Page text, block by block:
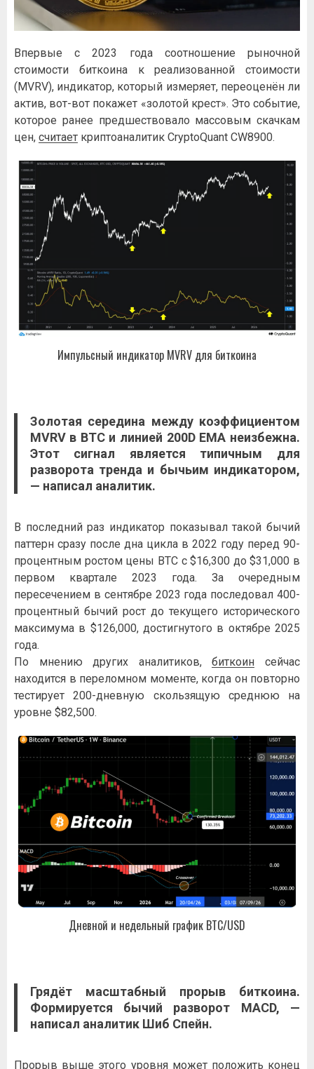
Впервые с 2023 года соотношение рыночной
стоимости биткоина к реализованной стоимости
(MVRV), индикатор, который измеряет, переоценён ли
актив, вот-вот покажет «золотой крест». Это событие,
которое ранее предшествовало массовым скачкам
цен, считает криптоаналитик CryptoQuant CW8900.
Импульсный индикатор MVRV для биткоина
Золотая середина между коэффициентом
MVRV в BTC и линией 200D EMA неизбежна.
Этот сигнал является типичным для
разворота тренда и бычьим индикатором,
— написал аналитик.
В последний раз индикатор показывал такой бычий
паттерн сразу после дна цикла в 2022 году перед 90-
процентным ростом цены BTC с $16,300 до $31,000 в
первом квартале 2023 года. За очередным
пересечением в сентябре 2023 года последовал 400-
процентный бычий рост до текущего исторического
максимума в $126,000, достигнутого в октябре 2025
года.
По мнению других аналитиков,биткоин сейчас
находится в переломном моменте, когда он повторно
тестирует 200-дневную скользящую среднюю на
уровне $82,500.
Дневной и недельный график BTC/USD
Грядёт масштабный прорыв биткоина.
Формируется бычий разворот MACD, —
написал аналитик Шиб Спейн.
Прорыв выше этого уровня может положить конец